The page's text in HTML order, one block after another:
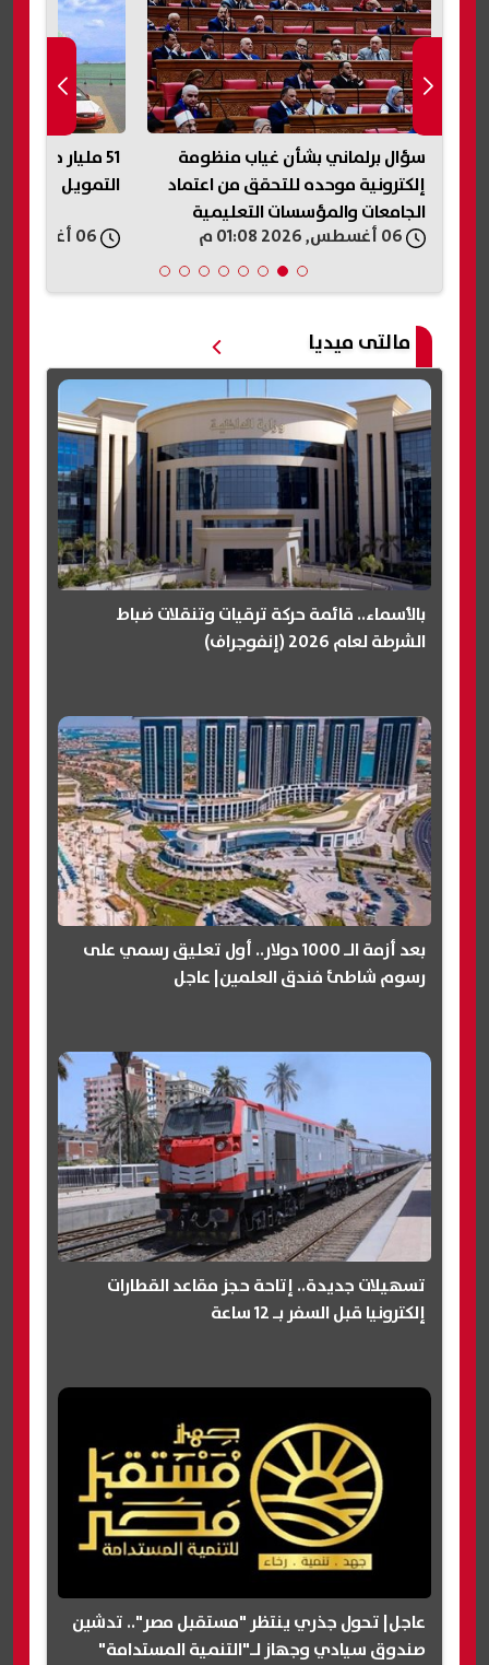
سؤال برلماني بشأن غياب منظومة
إلكترونية موحده للتحقق من اعتماد
الجامعات والمؤسسات التعليمية
التمويل
مالتى ميديا
بالأسماء.. قائمة حركة ترقيات وتنقلات ضباط
الشرطة لعام 2026 (إنفوجراف)
بعد أزمة الـ 1000 دولار.. أول تعليق رسمي على
رسوم شاطئ فندق العلمين| عاجل
تسهيلات جديدة.. إتاحة حجز مقاعد القطارات
إلكترونيا قبل السفر بـ 12 ساعة
عاجل| تحول جذري ينتظر "مستقبل مصر".. تدشين
صندوق سيادي وجهاز لـ"التنمية المستدامة"